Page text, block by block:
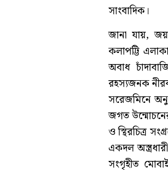
সাংবাদিক।
জানা যায়,
কলাপট্টি
অবাধ
রহস্যজনক
সরেজমিনে
জগত
ও স্থিরচিত্র
একদল
সংগৃহীত